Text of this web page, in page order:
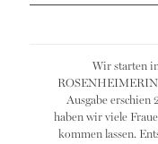
Wir starten
ROSENHEIMERIN
Ausgabe erschien
haben wir viele
kommen lassen.